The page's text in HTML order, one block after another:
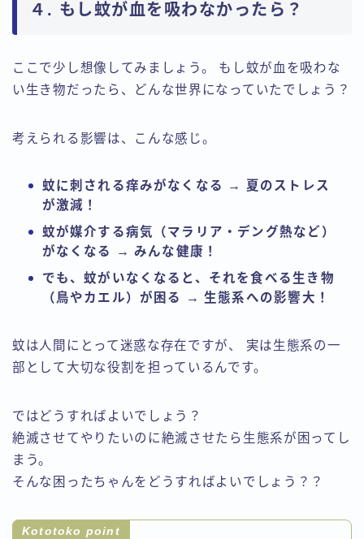
４. もし蚊が血を吸わなかったら？
ここで少し想像してみましょう。 もし蚊が血を吸わな
い生き物だったら、どんな世界になっていたでしょう？
考えられる影響は、こんな感じ。
蚊に刺される痒みがなくなる → 夏のストレス
が激減！
蚊が媒介する病気（マラリア・デング熱など）
がなくなる → みんな健康！
でも、蚊がいなくなると、それを食べる生き物
（鳥やカエル）が困る → 生態系への影響大！
蚊は人間にとって迷惑な存在ですが、 実は生態系の一
部として大切な役割を担っているんです。
ではどうすればよいでしょう？
絶滅させてやりたいのに絶滅させたら生態系が困ってし
まう。
そんな困ったちゃんをどうすればよいでしょう？？
Kototoko point